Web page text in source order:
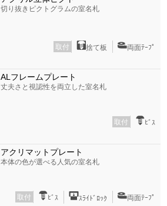
切り抜きピクトグラムの室名札
取付 捨て板 両面ﾃｰﾌﾟ
ALフレームプレート
丈夫さと視認性を両立した室名札
取付 ﾋﾞｽ
アクリマットプレート
本体の色が選べる人気の室名札
取付 ﾋﾞｽ ｽﾗｲﾄﾞﾛｯｸ 両面ﾃｰﾌﾟ